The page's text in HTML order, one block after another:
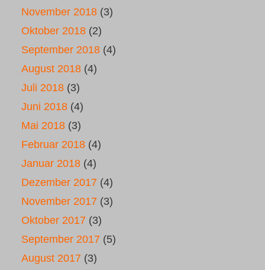
November 2018 (3)
Oktober 2018 (2)
September 2018 (4)
August 2018 (4)
Juli 2018 (3)
Juni 2018 (4)
Mai 2018 (3)
Februar 2018 (4)
Januar 2018 (4)
Dezember 2017 (4)
November 2017 (3)
Oktober 2017 (3)
September 2017 (5)
August 2017 (3)